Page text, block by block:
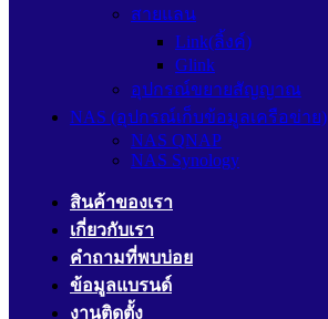
สายแลน
Link(ลิ้งค์)
Glink
อุปกรณ์ขยายสัญญาณ
NAS (อุปกรณ์เก็บข้อมูลเครือข่าย)
NAS QNAP
NAS Synology
สินค้าของเรา
เกี่ยวกับเรา
คำถามที่พบบ่อย
ข้อมูลแบรนด์
งานติดตั้ง